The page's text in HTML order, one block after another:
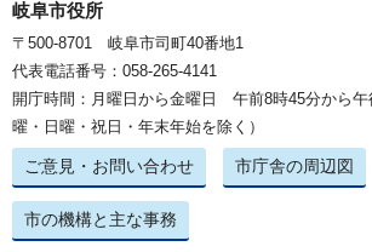
岐阜市役所
〒500-8701 岐阜市司町40番地1
代表電話番号：058-265-4141
開庁時間：月曜日から金曜日 午前8時45分から午
曜・日曜・祝日・年末年始を除く）
ご意見・お問い合わせ 市庁舎の周辺図
市の機構と主な事務